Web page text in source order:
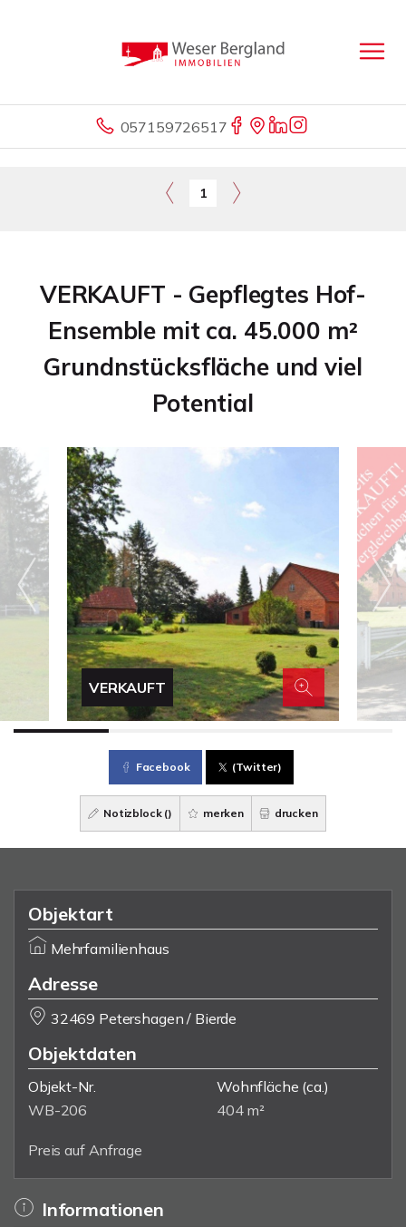
057159726517
1
VERKAUFT - Gepflegtes Hof-
Ensemble mit ca. 45.000 m²
Grundnstücksfläche und viel
Potential
VERKAUFT
Facebook (Twitter)
Notizblock () merken drucken
Objektart
Mehrfamilienhaus
Adresse
32469 Petershagen / Bierde
Objektdaten
Objekt-Nr.
WB-206
Wohnfläche (ca.)
404 m²
Preis auf Anfrage
Informationen